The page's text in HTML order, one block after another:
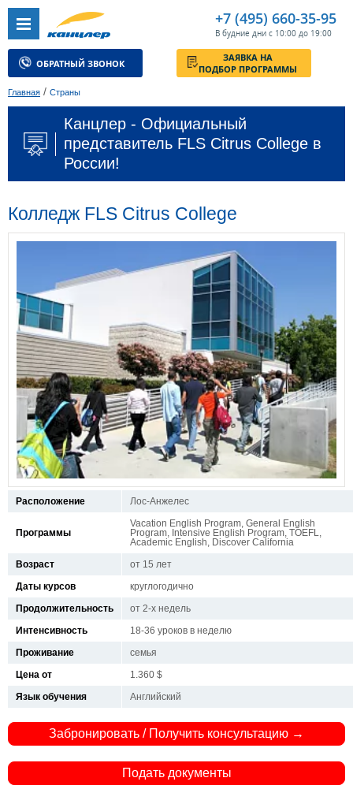
+7 (495) 660-35-95
В будние дни с 10:00 до 19:00
ОБРАТНЫЙ ЗВОНОК
ЗАЯВКА НА
ПОДБОР ПРОГРАММЫ
Главная / Страны
Канцлер - Официальный
представитель FLS Citrus College в
России!
Колледж FLS Citrus College
Расположение Лос-Анжелес
Программы
Vacation English Program, General English
Program, Intensive English Program, TOEFL,
Academic English, Discover California
Возраст
от 15 лет
Даты курсов
круглогодично
Продолжительность
от 2-х недель
Интенсивность
18-36 уроков в неделю
Проживание
семья
Цена от
1.360 $
Язык обучения
Английский
Забронировать / Получить консультацию →
Подать документы